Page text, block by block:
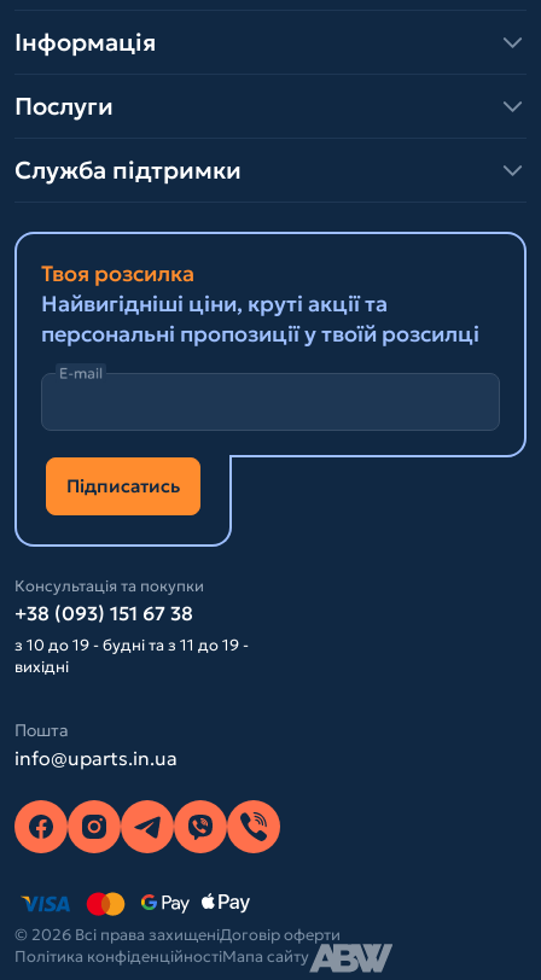
Інформація
Послуги
Служба підтримки
Твоя розсилка
Найвигідніші ціни, круті акції та
персональні пропозиції у твоїй розсилці
E-mail
Підписатись
Консультація та покупки
+38 (093) 151 67 38
з 10 до 19 - будні та з 11 до 19 -
вихідні
Пошта
info@uparts.in.ua
© 2026 Всі права захищеніДоговір оферти
Політика конфіденційностіМапа сайту